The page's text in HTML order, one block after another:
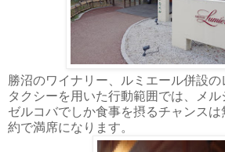
勝沼のワイナリー、ルミエール併設
タクシーを用いた行動範囲では、メル
ゼルコバでしか食事を摂るチャンス
約で満席になります。